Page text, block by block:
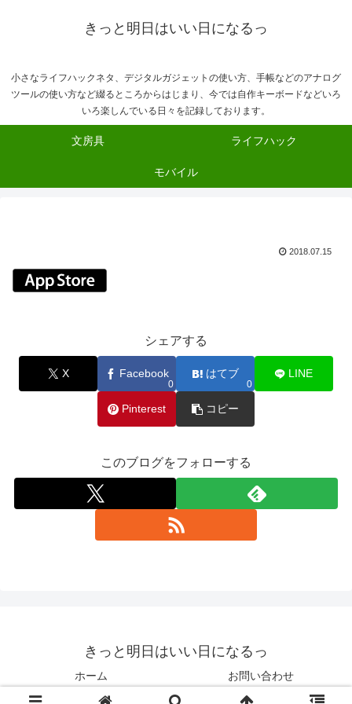
きっと明日はいい日になるっ
小さなライフハックネタ、デジタルガジェットの使い方、手帳などのアナログ
ツールの使い方など綴るところからはじまり、今では自作キーボードなどいろ
いろ楽しんでいる日々を記録しております。
文房具 ライフハック
モバイル
2018.07.15
シェアする
X Facebook
0
はてブ
0
LINE
Pinterest コピー
このブログをフォローする
きっと明日はいい日になるっ
ホーム お問い合わせ